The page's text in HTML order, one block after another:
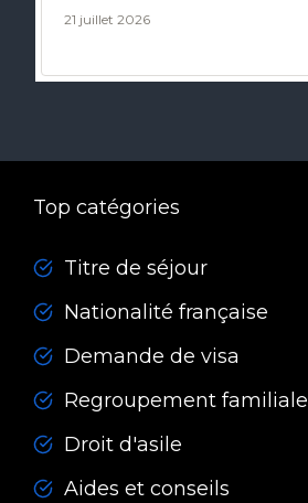
21 juillet 2026
Top catégories
Titre de séjour
Nationalité française
Demande de visa
Regroupement familiale
Droit d'asile
Aides et conseils